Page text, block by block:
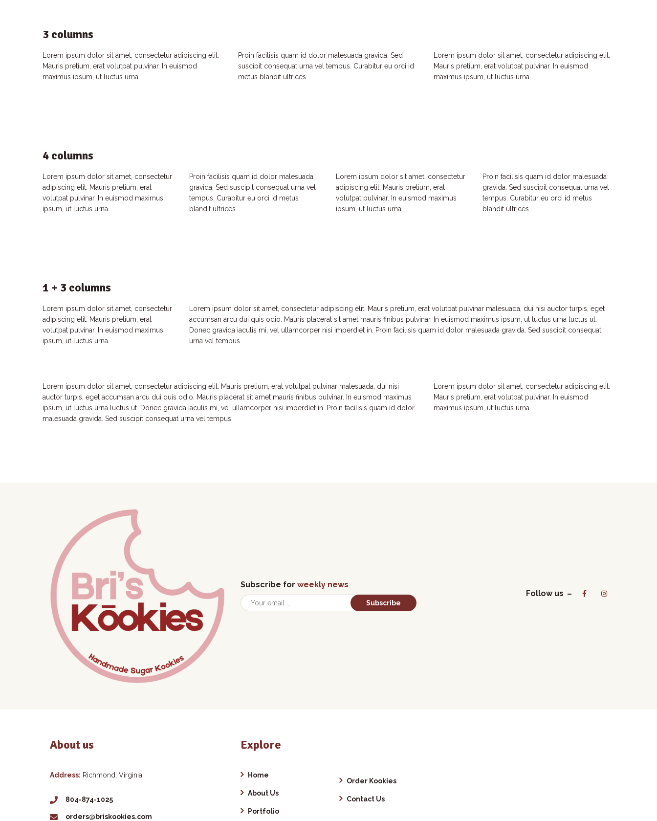
3 columns
Lorem ipsum dolor sit amet, consectetur adipiscing elit.
Mauris pretium, erat volutpat pulvinar. In euismod
maximus ipsum, ut luctus urna.
Proin facilisis quam id dolor malesuada gravida. Sed
suscipit consequat urna vel tempus. Curabitur eu orci id
metus blandit ultrices.
Lorem ipsum dolor sit amet, consectetur adipiscing elit.
Mauris pretium, erat volutpat pulvinar. In euismod
maximus ipsum, ut luctus urna.
4 columns
Lorem ipsum dolor sit amet, consectetur
adipiscing elit. Mauris pretium, erat
volutpat pulvinar. In euismod maximus
ipsum, ut luctus urna.
Proin facilisis quam id dolor malesuada
gravida. Sed suscipit consequat urna vel
tempus. Curabitur eu orci id metus
blandit ultrices.
Lorem ipsum dolor sit amet, consectetur
adipiscing elit. Mauris pretium, erat
volutpat pulvinar. In euismod maximus
ipsum, ut luctus urna.
Proin facilisis quam id dolor malesuada
gravida. Sed suscipit consequat urna vel
tempus. Curabitur eu orci id metus
blandit ultrices.
1 + 3 columns
Lorem ipsum dolor sit amet, consectetur
adipiscing elit. Mauris pretium, erat
volutpat pulvinar. In euismod maximus
ipsum, ut luctus urna.
Lorem ipsum dolor sit amet, consectetur adipiscing elit. Mauris pretium, erat volutpat pulvinar malesuada, dui nisi auctor turpis, eget
accumsan arcu dui quis odio. Mauris placerat sit amet mauris finibus pulvinar. In euismod maximus ipsum, ut luctus urna luctus ut.
Donec gravida iaculis mi, vel ullamcorper nisi imperdiet in. Proin facilisis quam id dolor malesuada gravida. Sed suscipit consequat
urna vel tempus.
Lorem ipsum dolor sit amet, consectetur adipiscing elit. Mauris pretium, erat volutpat pulvinar malesuada, dui nisi
auctor turpis, eget accumsan arcu dui quis odio. Mauris placerat sit amet mauris finibus pulvinar. In euismod maximus
ipsum, ut luctus urna luctus ut. Donec gravida iaculis mi, vel ullamcorper nisi imperdiet in. Proin facilisis quam id dolor
malesuada gravida. Sed suscipit consequat urna vel tempus.
Lorem ipsum dolor sit amet, consectetur adipiscing elit.
Mauris pretium, erat volutpat pulvinar. In euismod
maximus ipsum, ut luctus urna.
Subscribe for weekly news
Subscribe
Follow us
About us
Address: Richmond, Virginia
804-874-1025
orders@briskookies.com
Explore
Home
About Us
Portfolio
Order Kookies
Contact Us